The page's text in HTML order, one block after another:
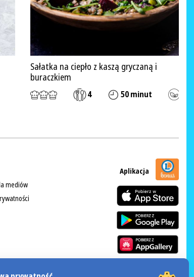
Sałatka na ciepło z kaszą gryczaną i
buraczkiem
4 50 minut
mediów
Aplikacja